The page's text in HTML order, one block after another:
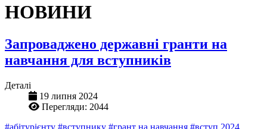
НОВИНИ
Запроваджено державні гранти на
навчання для вступників
Деталі
19 липня 2024
Перегляди: 2044
#абітурієнту #вступнику #грант на навчання #вступ 2024